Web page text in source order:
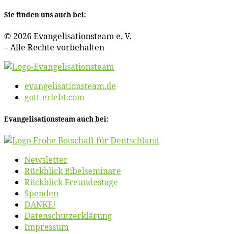
Sie fin­den uns auch bei:
© 2026 Evan­ge­li­sa­ti­ons­team e. V.
– Al­le Rech­te vorbehalten
evangelisationsteam.de
gott-erlebt.com
Evan­ge­li­sa­ti­ons­team auch bei:
News­let­ter
Rück­blick Bibelseminare
Rück­blick Freundestage
Spen­den
DANKE!
Daten­schutz­er­klä­rung
Im­pres­sum